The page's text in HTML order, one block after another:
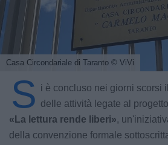
Casa Circondariale di Taranto © ViVi
S i è concluso nei giorni scorsi
delle attività legate al
«La lettura rende liberi»,
della convenzione formale